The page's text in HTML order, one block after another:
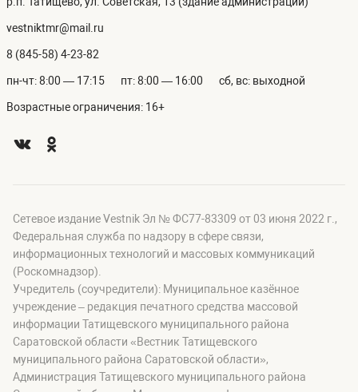
vestniktmr@mail.ru
8 (845-58) 4-23-82
пн-чт: 8:00 — 17:15 пт: 8:00 — 16:00 сб, вс: выходной
Возрастные ограничения: 16+
Сетевое издание Vestnik Эл № ФС77-83309 от 03 июня 2022 г.,
Федеральная служба по надзору в сфере связи,
информационных технологий и массовых коммуникаций
(Роскомнадзор).
Учредитель (соучредители): Муниципальное казённое
учреждение – редакция печатного средства массовой
информации Татищевского муниципального района
Саратовской области «Вестник Татищевского
муниципального района Саратовской области»,
Администрация Татищевского муниципального района